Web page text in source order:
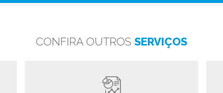
CONFIRA OUTROS SERVIÇOS